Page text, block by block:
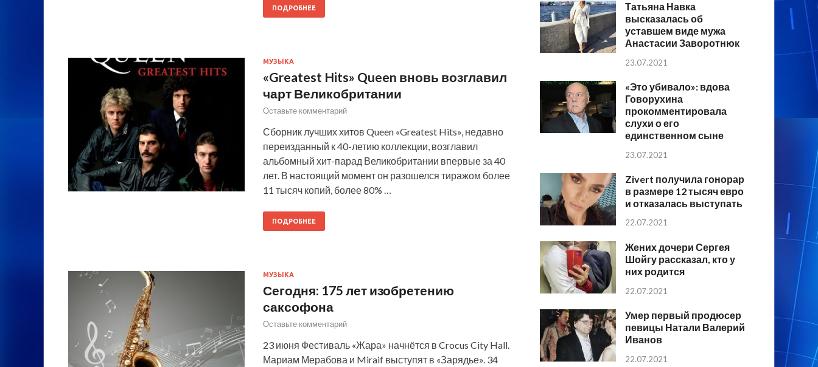
ПОДРОБНЕЕ
МУЗЫКА
«Greatest Hits» Queen вновь возглавил
чарт Великобритании
Оставьте комментарий
Сборник лучших хитов Queen «Greatest Hits», недавно
переизданный к 40-летию коллекции, возглавил
альбомный хит-парад Великобритании впервые за 40
лет. В настоящий момент он разошелся тиражом более
11 тысяч копий, более 80% …
ПОДРОБНЕЕ
МУЗЫКА
Сегодня: 175 лет изобретению
саксофона
Оставьте комментарий
23 июня Фестиваль «Жара» начнётся в Crocus City Hall.
Мариам Мерабова и Miraif выступят в «Зарядье». 34
Татьяна Навка
высказалась об
уставшем виде мужа
Анастасии Заворотнюк
23.07.2021
«Это убивало»: вдова
Говорухина
прокомментировала
слухи о его
единственном сыне
23.07.2021
Zivert получила гонорар
в размере 12 тысяч евро
и отказалась выступать
22.07.2021
Жених дочери Сергея
Шойгу рассказал, кто у
них родится
22.07.2021
Умер первый продюсер
певицы Натали Валерий
Иванов
22.07.2021